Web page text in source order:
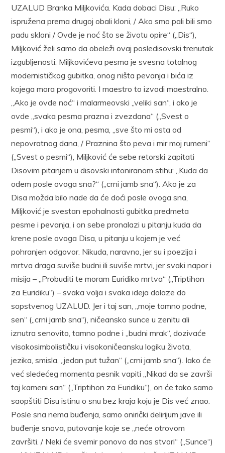
UZALUD Branka Miljkovića. Kada dobaci Disu: „Ruko
ispružena prema drugoj obali kloni, / Ako smo pali bili smo
padu skloni / Ovde je noć što se životu opire“ („Dis“),
Miljković želi samo da obeleži ovaj posledisovski trenutak
izgubljenosti. Miljkovićeva pesma je svesna totalnog
modernističkog gubitka, onog ništa pevanja i bića iz
kojega mora progovoriti. I maestro to izvodi maestralno.
„Ako je ovde noć“ i malarmeovski „veliki san“, i ako je
ovde „svaka pesma prazna i zvezdana“ („Svest o
pesmi“), i ako je ona, pesma, „sve što mi osta od
nepovratnog dana, / Praznina što peva i mir moj rumeni“
(„Svest o pesmi“), Miljković će sebe retorski zapitati
Disovim pitanjem u disovski intoniranom stihu: „Kuda da
odem posle ovoga sna?“ („crni jamb sna“). Ako je za
Disa možda bilo nade da će doći posle ovoga sna,
Miljković je svestan epohalnosti gubitka predmeta
pesme i pevanja, i on sebe pronalazi u pitanju kuda da
krene posle ovoga Disa, u pitanju u kojem je već
pohranjen odgovor. Nikuda, naravno, jer su i poezija i
mrtva draga suviše budni ili suviše mrtvi, jer svaki napor i
misija – „Probuditi te moram Euridiko mrtva“ („Triptihon
za Euridiku“) – svaka volja i svaka ideja dolaze do
sopstvenog UZALUD. Jer i taj san, „moje tamno podne,
sen“ („crni jamb sna“), ničeansko sunce u zenitu ali
iznutra senovito, tamno podne i „budni mrak“, dozivaće
visokosimbolističku i visokoničeansku logiku života,
jezika, smisla, „jedan put tužan“ („crni jamb sna“). Iako će
već sledećeg momenta pesnik vapiti „Nikad da se završi
taj kameni san“ („Triptihon za Euridiku“), on će tako samo
saopštiti Disu istinu o snu bez kraja koju je Dis već znao.
Posle sna nema buđenja, samo onirički delirijum jave ili
buđenje snova, putovanje koje se „neće otrovom
završiti. / Neki će svemir ponovo da nas stvori“ („Sunce“)